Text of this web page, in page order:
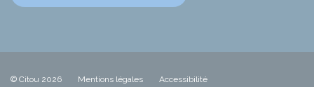
© Citou 2026 Mentions légales Accessibilité